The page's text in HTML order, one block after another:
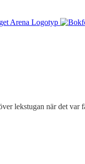
lekstugan när det var